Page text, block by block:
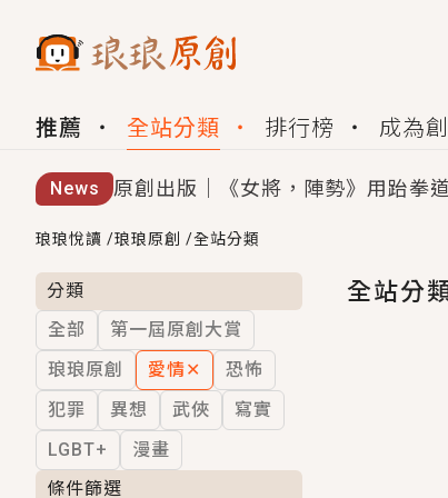
推薦 全站分類 排行榜 成為
News 原創出版｜《女將，陣勢》用跆拳
創,作家招募｜華文小說創作首選！
小編心動書單｜《離婚你提的，
GL｜《夏日與檸檬與重疊世界》炎
BL｜《費洛蒙中毒》救命！特殊
OMG你嚇到我了｜《陰陽鬼店》上
言情｜《國語推行員》每個人心中
琅琅悅讀 /琅琅原創 /全站分類
分類
全部
第一屆原創大賞
琅琅原創
愛情✕
恐怖
犯罪
異想 武俠
寫實
LGBT+
漫畫
條件篩選
全站分